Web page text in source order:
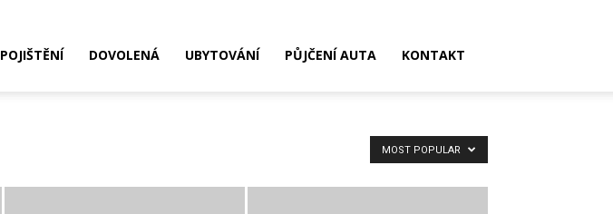
POJIŠTĚNÍ DOVOLENÁ UBYTOVÁNÍ PŮJČENÍ AUTA KONTAKT
MOST POPULAR